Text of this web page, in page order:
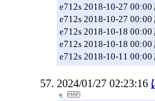
e712s 2018-10-27
e712s 2018-10-27
e712s 2018-10-18
e712s 2018-10-18
e712s 2018-10-11
2024/01/27 02:23:16